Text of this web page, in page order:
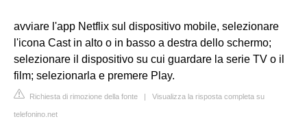
avviare l'app Netflix sul dispositivo mobile, selezionare
l'icona Cast in alto o in basso a destra dello schermo;
selezionare il dispositivo su cui guardare la serie TV o il
film; selezionarla e premere Play.
Richiesta di rimozione della fonte | Visualizza la risposta completa su
telefonino.net